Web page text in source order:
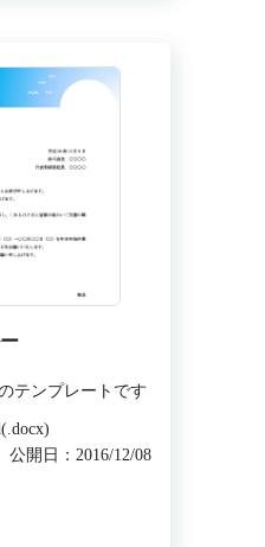
テンプレートです
公開日：2016/12/08